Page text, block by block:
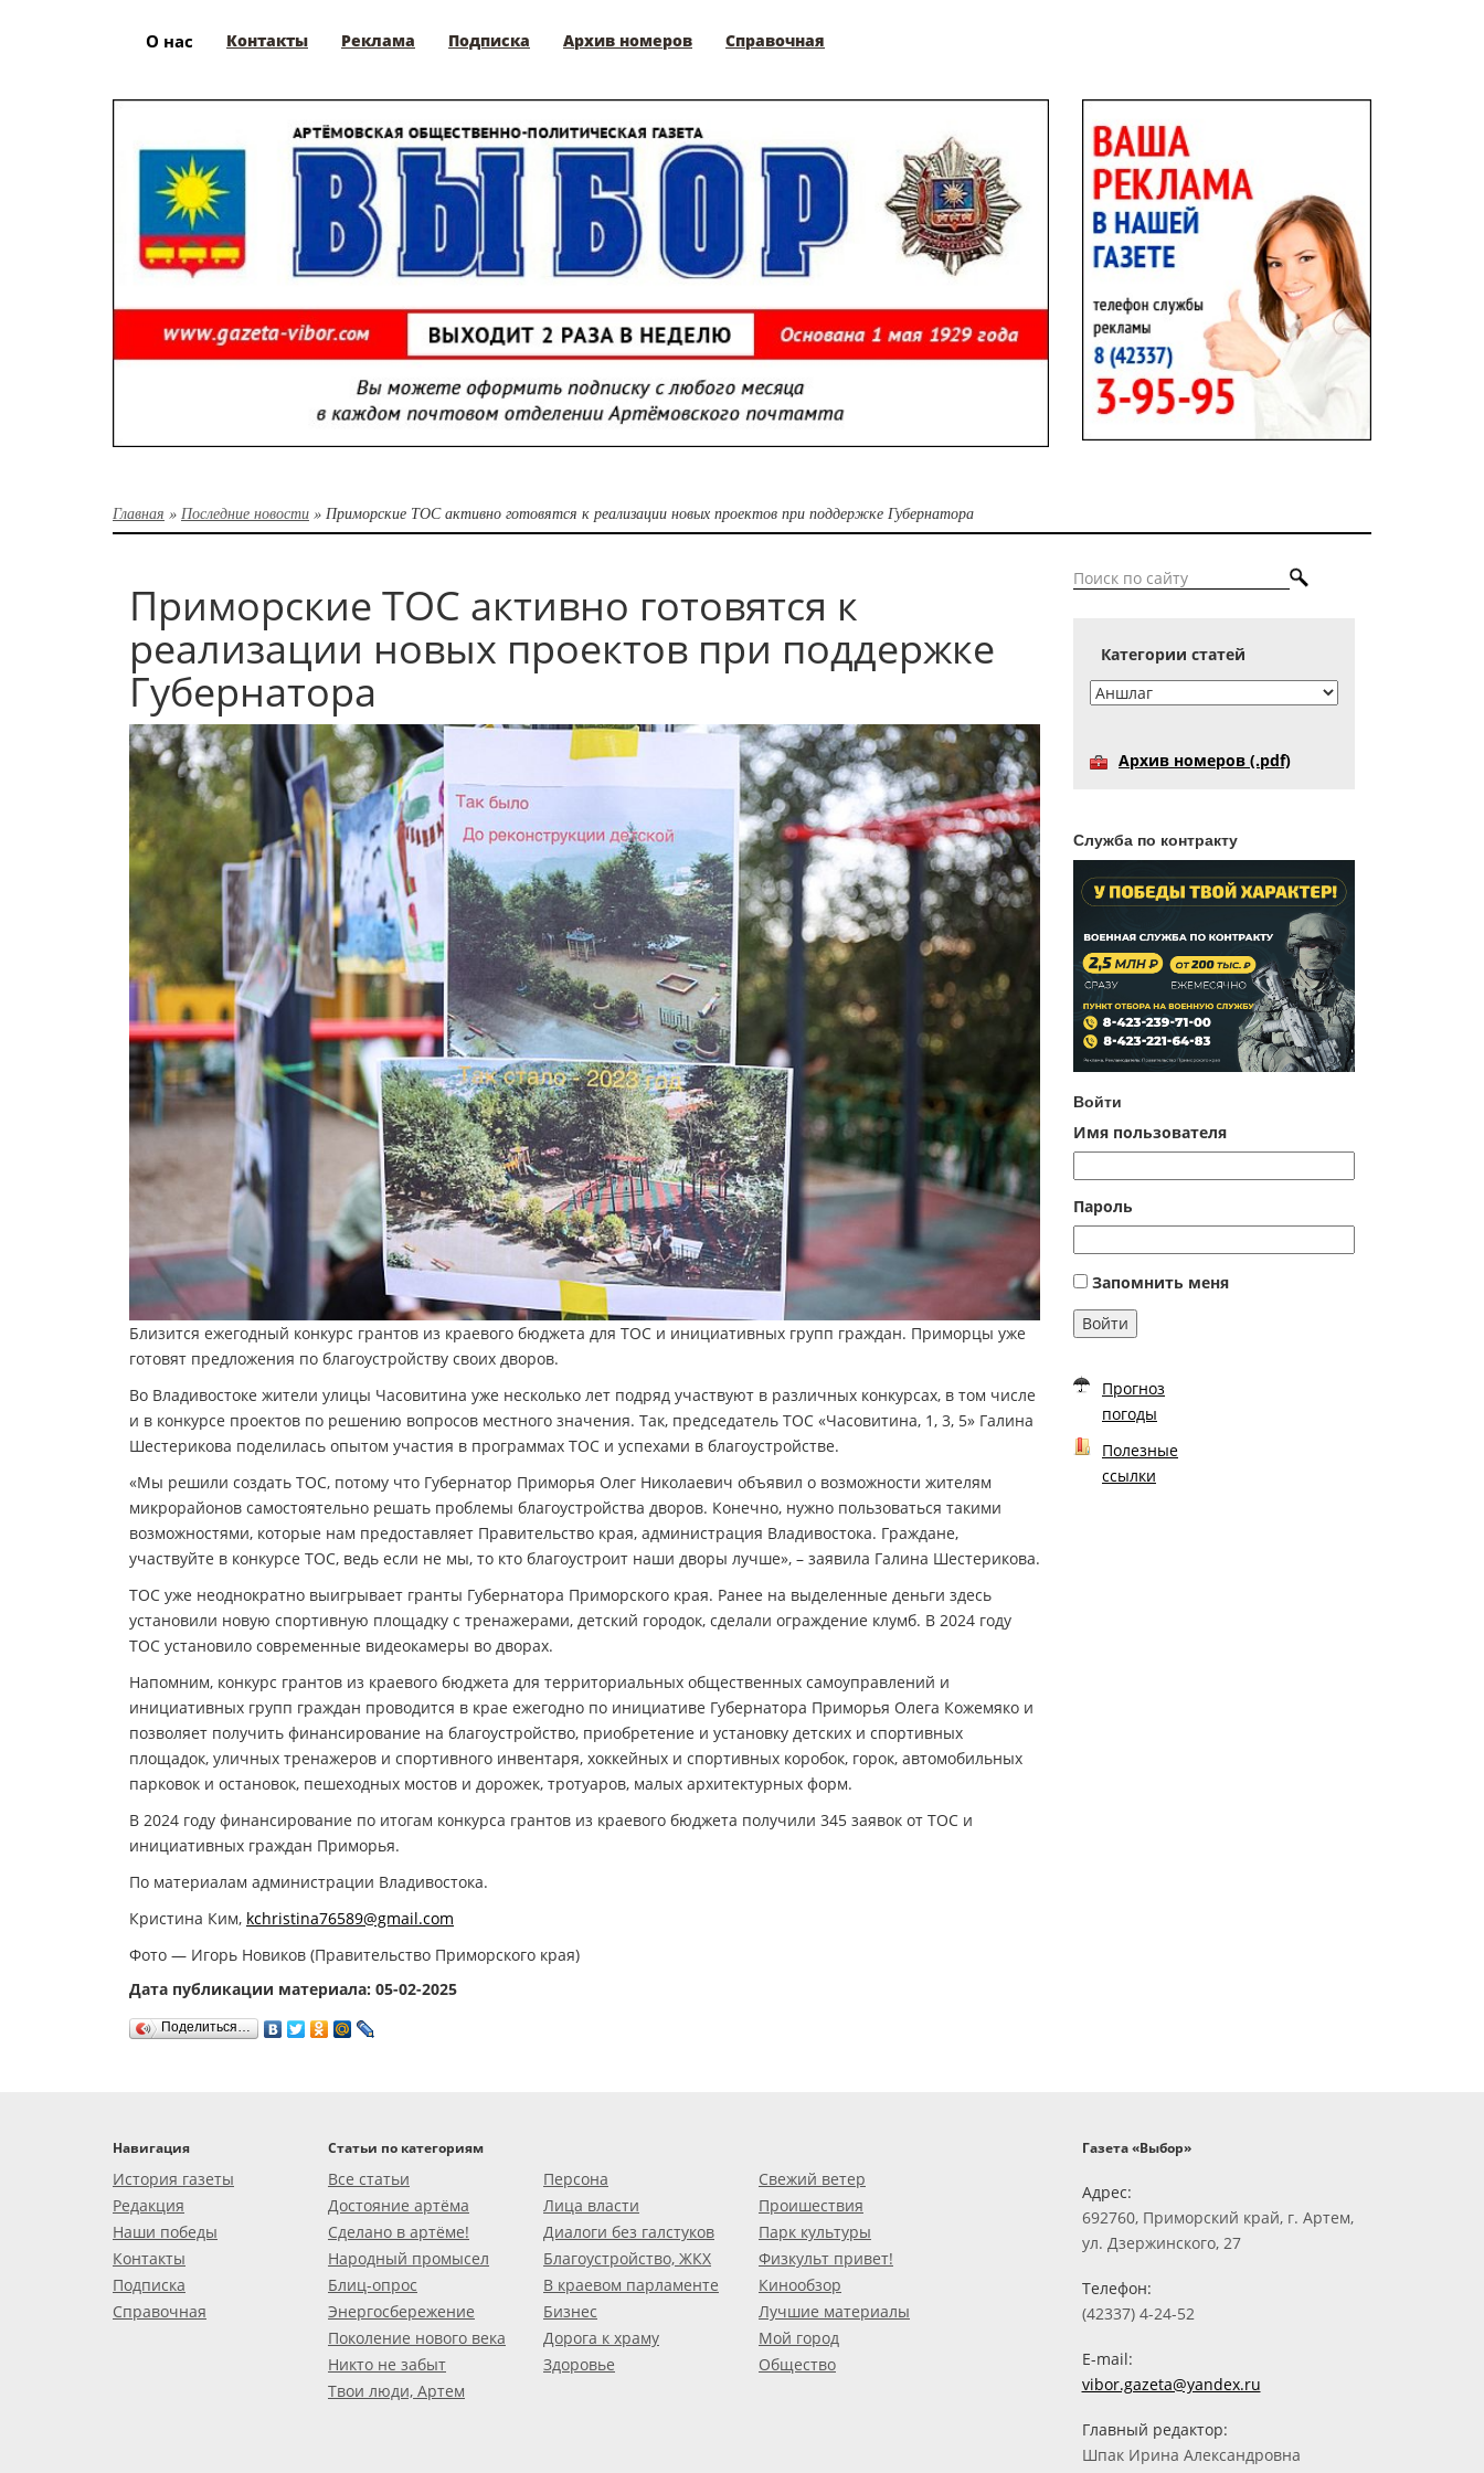
О нас Контакты Реклама Подписка Архив номеров Справочная
Главная » Последние новости » Приморские ТОС активно готовятся к реализации новых проектов при поддержке Губернатора
Приморские ТОС активно готовятся к
реализации новых проектов при поддержке
Губернатора
Близится ежегодный конкурс грантов из краевого бюджета для ТОС и инициативных групп граждан. Приморцы уже
готовят предложения по благоустройству своих дворов.
Во Владивостоке жители улицы Часовитина уже несколько лет подряд участвуют в различных конкурсах, в том числе
и в конкурсе проектов по решению вопросов местного значения. Так, председатель ТОС «Часовитина, 1, 3, 5» Галина
Шестерикова поделилась опытом участия в программах ТОС и успехами в благоустройстве.
«Мы решили создать ТОС, потому что Губернатор Приморья Олег Николаевич объявил о возможности жителям
микрорайонов самостоятельно решать проблемы благоустройства дворов. Конечно, нужно пользоваться такими
возможностями, которые нам предоставляет Правительство края, администрация Владивостока. Граждане,
участвуйте в конкурсе ТОС, ведь если не мы, то кто благоустроит наши дворы лучше», – заявила Галина Шестерикова.
ТОС уже неоднократно выигрывает гранты Губернатора Приморского края. Ранее на выделенные деньги здесь
установили новую спортивную площадку с тренажерами, детский городок, сделали ограждение клумб. В 2024 году
ТОС установило современные видеокамеры во дворах.
Напомним, конкурс грантов из краевого бюджета для территориальных общественных самоуправлений и
инициативных групп граждан проводится в крае ежегодно по инициативе Губернатора Приморья Олега Кожемяко и
позволяет получить финансирование на благоустройство, приобретение и установку детских и спортивных
площадок, уличных тренажеров и спортивного инвентаря, хоккейных и спортивных коробок, горок, автомобильных
парковок и остановок, пешеходных мостов и дорожек, тротуаров, малых архитектурных форм.
В 2024 году финансирование по итогам конкурса грантов из краевого бюджета получили 345 заявок от ТОС и
инициативных граждан Приморья.
По материалам администрации Владивостока.
Кристина Ким, kchristina76589@gmail.com
Фото — Игорь Новиков (Правительство Приморского края)
Дата публикации материала: 05-02-2025
Поделиться…
Категории статей
Архив номеров (.pdf)
Служба по контракту
Войти
Имя пользователя
Пароль
Запомнить меня
Войти
Прогноз
погоды
Полезные
ссылки
Навигация
История газеты
Редакция
Наши победы
Контакты
Подписка
Справочная
Статьи по категориям
Все статьи
Достояние артёма
Сделано в артёме!
Народный промысел
Блиц-опрос
Энергосбережение
Поколение нового века
Никто не забыт
Твои люди, Артем
Персона
Лица власти
Диалоги без галстуков
Благоустройство, ЖКХ
В краевом парламенте
Бизнес
Дорога к храму
Здоровье
Свежий ветер
Проишествия
Парк культуры
Физкульт привет!
Кинообзор
Лучшие материалы
Мой город
Общество
Газета «Выбор»
Адрес:
692760, Приморский край, г. Артем,
ул. Дзержинского, 27
Телефон:
(42337) 4-24-52
E-mail:
vibor.gazeta@yandex.ru
Главный редактор:
Шпак Ирина Александровна